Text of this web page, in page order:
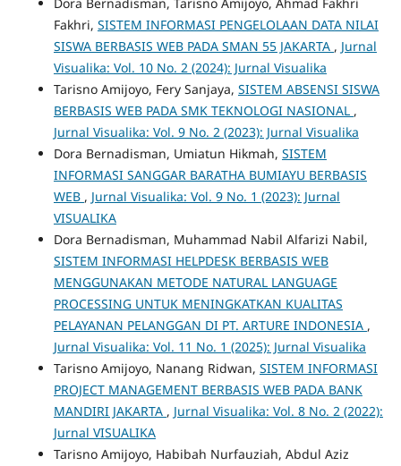
Fakhri, SISTEM INFORMASI PENGELOLAAN DATA NILAI
SISWA BERBASIS WEB PADA SMAN 55 JAKARTA , Jurnal
Visualika: Vol. 10 No. 2 (2024): Jurnal Visualika
Tarisno Amijoyo, Fery Sanjaya, SISTEM ABSENSI SISWA
BERBASIS WEB PADA SMK TEKNOLOGI NASIONAL ,
Jurnal Visualika: Vol. 9 No. 2 (2023): Jurnal Visualika
Dora Bernadisman, Umiatun Hikmah, SISTEM
INFORMASI SANGGAR BARATHA BUMIAYU BERBASIS
WEB , Jurnal Visualika: Vol. 9 No. 1 (2023): Jurnal
VISUALIKA
Dora Bernadisman, Muhammad Nabil Alfarizi Nabil,
SISTEM INFORMASI HELPDESK BERBASIS WEB
MENGGUNAKAN METODE NATURAL LANGUAGE
PROCESSING UNTUK MENINGKATKAN KUALITAS
PELAYANAN PELANGGAN DI PT. ARTURE INDONESIA ,
Jurnal Visualika: Vol. 11 No. 1 (2025): Jurnal Visualika
Tarisno Amijoyo, Nanang Ridwan, SISTEM INFORMASI
PROJECT MANAGEMENT BERBASIS WEB PADA BANK
MANDIRI JAKARTA , Jurnal Visualika: Vol. 8 No. 2 (2022):
Jurnal VISUALIKA
Tarisno Amijoyo, Habibah Nurfauziah, Abdul Aziz